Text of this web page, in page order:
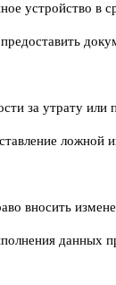
устройство
за утрату
ложной
вносить
данных